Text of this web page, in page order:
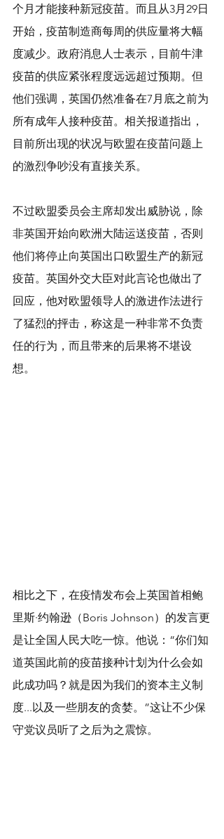
个月才能接种新冠疫苗。而且从3月29日
开始，疫苗制造商每周的供应量将大幅
度减少。政府消息人士表示，目前牛津
疫苗的供应紧张程度远远超过预期。但
他们强调，英国仍然准备在7月底之前为
所有成年人接种疫苗。相关报道指出，
目前所出现的状况与欧盟在疫苗问题上
的激烈争吵没有直接关系。
不过欧盟委员会主席却发出威胁说，除
非英国开始向欧洲大陆运送疫苗，否则
他们将停止向英国出口欧盟生产的新冠
疫苗。英国外交大臣对此言论也做出了
回应，他对欧盟领导人的激进作法进行
了猛烈的抨击，称这是一种非常不负责
任的行为，而且带来的后果将不堪设
想。
相比之下，在疫情发布会上英国首相鲍
里斯·约翰逊（Boris Johnson）的发言更
是让全国人民大吃一惊。他说：“你们知
道英国此前的疫苗接种计划为什么会如
此成功吗？就是因为我们的资本主义制
度...以及一些朋友的贪婪。”这让不少保
守党议员听了之后为之震惊。